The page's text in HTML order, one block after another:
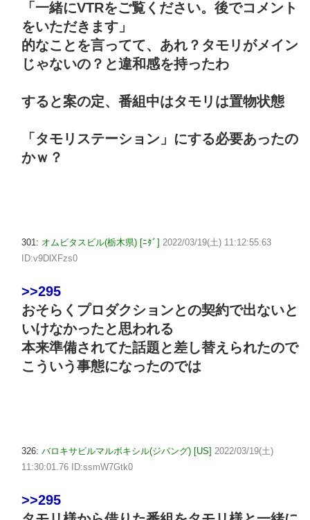
「一緒にVTRをご覧ください。後でコメント
をいただきます」
的なことを言ってて、あれ？タモリがメイン
じゃないの？と違和感を持ったわ
すると案の定、番組中はタモリは置物状態
「タモリステーション」にする必要あったの
かｗ？
301: オムビタスビル(栃木県) [ﾆﾀﾞ] 2022/03/19(土) 11:12:55.63
ID:v9DlXFzs0
>>295
おそらくプロダクションとの契約で出ないと
いけなかったと思われる
本来準備されてた話題と差し替えられたので
こういう事態になったのでは
326: バロキサビルマルボキシル(ジパング) [US] 2022/03/19(土)
11:30:01.76 ID:ssmW7Gtk0
>>295